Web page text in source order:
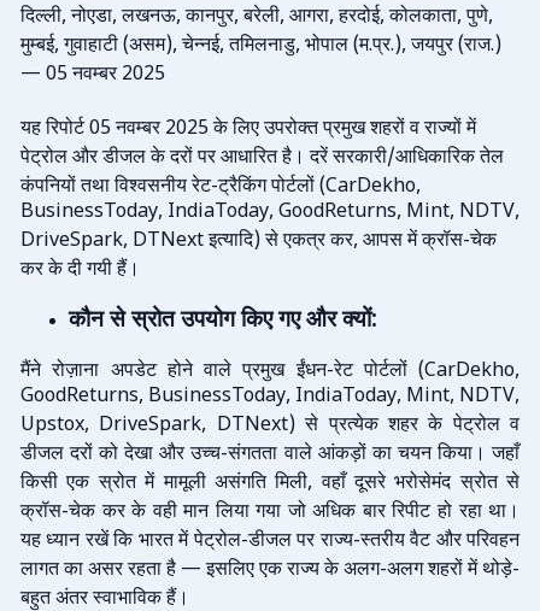
दिल्ली,नोएडा,लखनऊ,कानपुर,बरेली, आगरा,हरदोई,कोलकाता,पुणे,
मुम्बई,गुवाहाटी(असम),चेन्नई,तमिलनाडु, भोपाल(म.प्र.),जयपुर(राज.)
— 05नवम्बर2025
यहरिपोर्ट05नवम्बर2025केलिएउपरोक्तप्रमुखशहरोंवराज्योंमें
पेट्रोलऔरडीजलकेदरोंपरआधारितहै। दरेंसरकारी/आधिकारिकतेल
कंपनियोंतथाविश्वसनीयरेट-ट्रैकिंगपोर्टलों(CarDekho,
BusinessToday, IndiaToday, GoodReturns, Mint, NDTV,
DriveSpark, DTNextइत्यादि)सेएकत्रकर, आपसमेंक्रॉस-चेक
करकेदीगयीहैं।
कौन से स्रोत उपयोग किए गए और क्यों:
मैंने रोज़ाना अपडेट होने वाले प्रमुख ईंधन-रेट पोर्टलों(CarDekho,
GoodReturns, BusinessToday, IndiaToday, Mint, NDTV,
Upstox, DriveSpark, DTNext)से प्रत्येक शहर के पेट्रोल व
डीजल दरों को देखा और उच्च-संगतता वाले आंकड़ों का चयन किया। जहाँ
किसी एक स्रोत में मामूली असंगति मिली,वहाँ दूसरे भरोसेमंद स्रोत से
क्रॉस-चेक कर के वही मान लिया गया जो अधिक बार रिपीट हो रहा था।
यह ध्यान रखें कि भारत में पेट्रोल-डीजल पर राज्य-स्तरीय वैट और परिवहन
लागतकाअसररहताहै —इसलिएएकराज्यकेअलग-अलगशहरोंमेंथोड़े-
बहुतअंतरस्वाभाविकहैं।